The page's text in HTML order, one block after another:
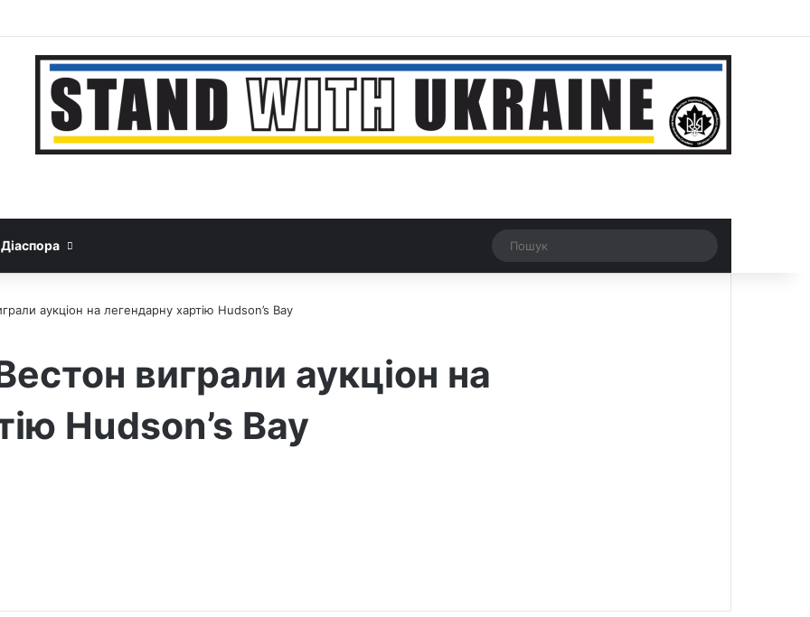
Google News
Threads
Діаспора Рандомна новина
Switch skin
аукціон на легендарну хартію Hudson’s Bay
виграли аукціон на
Hudson’s Bay